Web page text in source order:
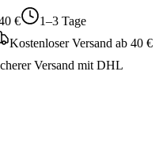
€
1–3 Tage
Kostenloser Versand ab 40 €
Versand mit DHL